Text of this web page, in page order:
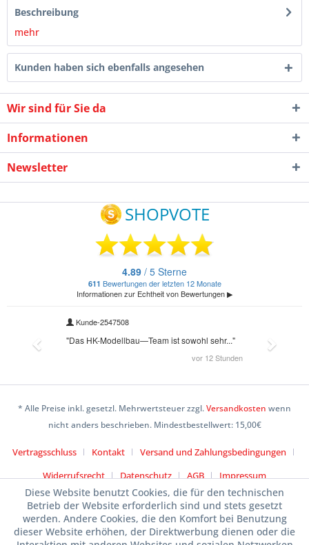
Beschreibung
mehr
Kunden haben sich ebenfalls angesehen
Wir sind für Sie da
Informationen
Newsletter
* Alle Preise inkl. gesetzl. Mehrwertsteuer zzgl.Versandkosten wenn
nicht anders beschrieben. Mindestbestellwert: 15,00€
Vertragsschluss Kontakt
Versand und Zahlungsbedingungen
Widerrufsrecht
Datenschutz AGB Impressum
Diese Website benutzt Cookies, die für den technischen
Betrieb der Website erforderlich sind und stets gesetzt
werden. Andere Cookies, die den Komfort bei Benutzung
dieser Website erhöhen, der Direktwerbung dienen oder die